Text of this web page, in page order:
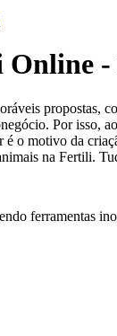
-
Por isso,
o motivo da
na Fertili.
ferramentas